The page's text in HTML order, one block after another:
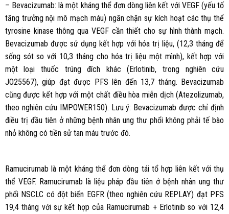
– Bevacizumab: là một kháng thể đơn dòng liên kết với VEGF (yếu tố
tăng trưởng nội mô mạch máu) ngăn chặn sự kích hoạt các thụ thể
tyrosine kinase thông qua VEGF cần thiết cho sự hình thành mạch.
Bevacizumab được sử dụng kết hợp với hóa trị liệu, (12,3 tháng để
sống sót so với 10,3 tháng cho hóa trị liệu một mình), kết hợp với
một loại thuốc trúng đích khác (Erlotinib, trong nghiên cứu
JO25567), giúp đạt được PFS lên đến 13,7 tháng. Bevacizumab
cũng được kết hợp với một chất điều hòa miễn dịch (Atezolizumab,
theo nghiên cứu IMPOWER150). Lưu ý: Bevacizumab được chỉ định
điều trị đầu tiên ở những bệnh nhân ung thư phổi không phải tế bào
nhỏ không có tiền sử tan máu trước đó.
Ramucirumab là một kháng thể đơn dòng tái tổ hợp liên kết với thụ
thể VEGF. Ramucirumab là liệu pháp đầu tiên ở bệnh nhân ung thư
phổi NSCLC có đột biến EGFR (theo nghiên cứu REPLAY) đạt PFS
19,4 tháng với sự kết hợp của Ramucirumab + Erlotinib so với 12,4